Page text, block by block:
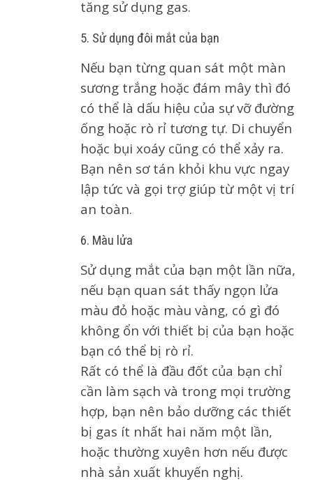
tăng sử dụng gas.
5. Sử dụng đôi mắt của bạn
Nếu bạn từng quan sát một màn
sương trắng hoặc đám mây thì đó
có thể là dấu hiệu của sự vỡ đường
ống hoặc rò rỉ tương tự. Di chuyển
hoặc bụi xoáy cũng có thể xảy ra.
Bạn nên sơ tán khỏi khu vực ngay
lập tức và gọi trợ giúp từ một vị trí
an toàn.
6. Màu lửa
Sử dụng mắt của bạn một lần nữa,
nếu bạn quan sát thấy ngọn lửa
màu đỏ hoặc màu vàng, có gì đó
không ổn với thiết bị của bạn hoặc
bạn có thể bị rò rỉ.
Rất có thể là đầu đốt của bạn chỉ
cần làm sạch và trong mọi trường
hợp, bạn nên bảo dưỡng các thiết
bị gas ít nhất hai năm một lần,
hoặc thường xuyên hơn nếu được
nhà sản xuất khuyến nghị.